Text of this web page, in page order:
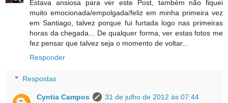
Estava ansiosa para ver este Post, também não fiquei
muito emocionada/empolgada/feliz em minha primeira vez
em Santiago, talvez porque fui furtada logo nas primeiras
horas da chegada... De qualquer forma, ver estas fotos me
fez pensar que talvez seja o momento de voltar...
Responder
Respostas
Cyntia Campos
31 de julho de 2012 às 07:44